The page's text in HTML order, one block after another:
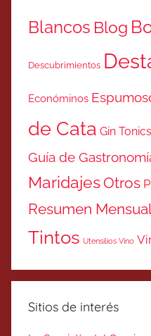
Blancos Blog
Descubrimientos
Económinos
de Cata Gin Tonics
Guía de
MaridajesOtros
Resumen
Tintos Utensilios Vino
Sitios de interés